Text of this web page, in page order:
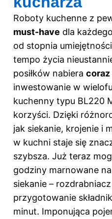
Roboty kuchenne z
must-have dla
od stopnia
tempo życia
posiłków nabiera coraz
inwestowanie w
kuchenny typu BL220
korzyści. Dzięki
jak siekanie, krojenie i
w kuchni staje się
szybsza. Już teraz
godziny marnowane
siekanie –
przygotowanie
minut. Imponująca